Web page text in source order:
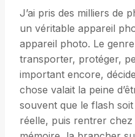
J’ai pris des milliers de
un véritable appareil
appareil photo. Le
transporter, protéger,
important encore,
chose valait la peine
souvent que le flash
réelle, puis rentrer